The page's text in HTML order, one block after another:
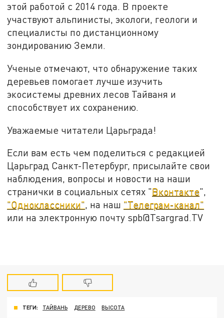
этой работой с 2014 года. В проекте
участвуют альпинисты, экологи, геологи и
специалисты по дистанционному
зондированию Земли.
Ученые отмечают, что обнаружение таких
деревьев помогает лучше изучить
экосистемы древних лесов Тайваня и
способствует их сохранению.
Уважаемые читатели Царьграда!
Если вам есть чем поделиться с редакцией
Царьград Санкт-Петербург, присылайте свои
наблюдения, вопросы и новости на наши
странички в социальных сетях "Вконтакте",
"Одноклассники", на наш "Телеграм-канал"
или на электронную почту spb@Tsargrad.TV
ТЕГИ: ТАЙВАНЬ ДЕРЕВО ВЫСОТА